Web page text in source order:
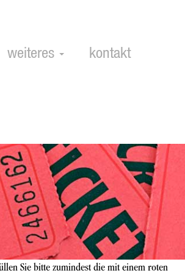
weiteres kontakt
Sie bitte zumindest die mit einem roten